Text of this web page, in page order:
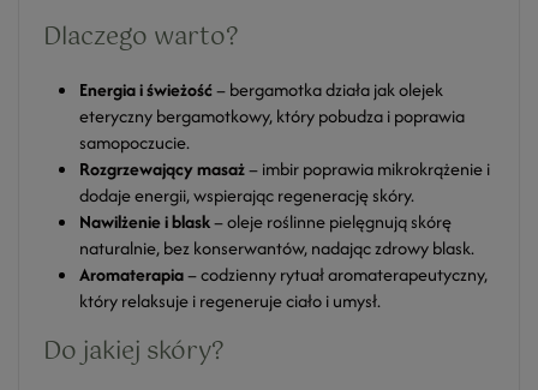
Dlaczego warto?
Energia i świeżość– bergamotka działa jak olejek
eteryczny bergamotkowy, który pobudza i poprawia
samopoczucie.
Rozgrzewający masaż– imbir poprawia mikrokrążenie i
dodaje energii, wspierając regenerację skóry.
Nawilżenie i blask– oleje roślinne pielęgnują skórę
naturalnie, bez konserwantów, nadając zdrowy blask.
Aromaterapia– codzienny rytuał aromaterapeutyczny,
który relaksuje i regeneruje ciało i umysł.
Do jakiej skóry?